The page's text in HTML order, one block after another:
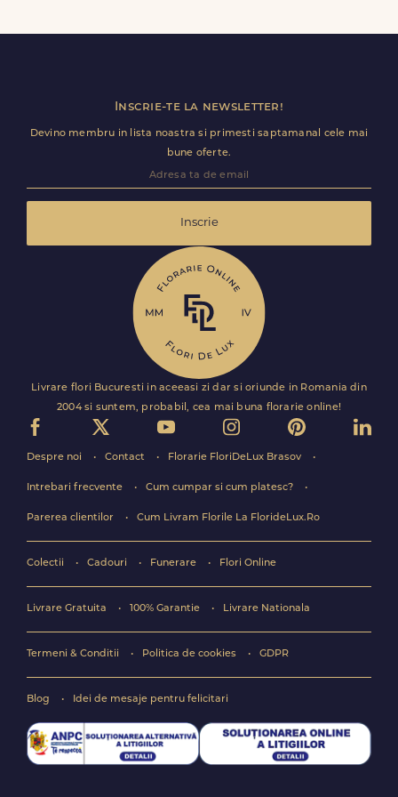
ramane optional si il poti personaliza.
Inscrie-te la newsletter!
Devino membru in lista noastra si primesti saptamanal cele mai
bune oferte.
Inscrie
Livrare flori Bucuresti in aceeasi zi dar si oriunde in Romania din
2004 si suntem, probabil, cea mai buna florarie online!
Despre noi Contact Florarie FloriDeLux Brasov
Intrebari frecvente Cum cumpar si cum platesc?
Parerea clientilor Cum Livram Florile La FlorideLux.Ro
Colectii Cadouri Funerare Flori Online
Livrare Gratuita 100% Garantie Livrare Nationala
Termeni & Conditii Politica de cookies GDPR
Blog Idei de mesaje pentru felicitari